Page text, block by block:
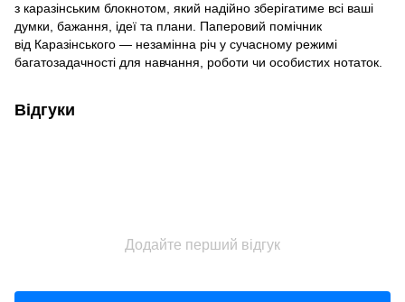
з каразінським блокнотом, який надійно зберігатиме всі ваші
думки, бажання, ідеї та плани. Паперовий помічник
від Каразінського — незамінна річ у сучасному режимі
багатозадачності для навчання, роботи чи особистих нотаток.
Відгуки
Додайте перший відгук